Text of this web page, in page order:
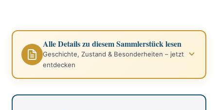
Alle Details zu diesem Sammlerstück lesen
Geschichte, Zustand & Besonderheiten – jetzt
entdecken